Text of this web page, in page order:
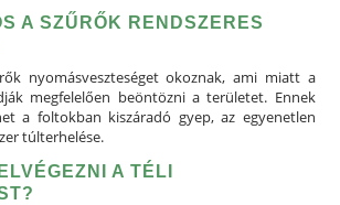
A SZŰRŐK RENDSZERES
nyomásveszteséget okoznak, ami miatt a
megfelelően beöntözni a területet. Ennek
a foltokban kiszáradó gyep, az egyenetlen
túlterhelése.
A TÉLI